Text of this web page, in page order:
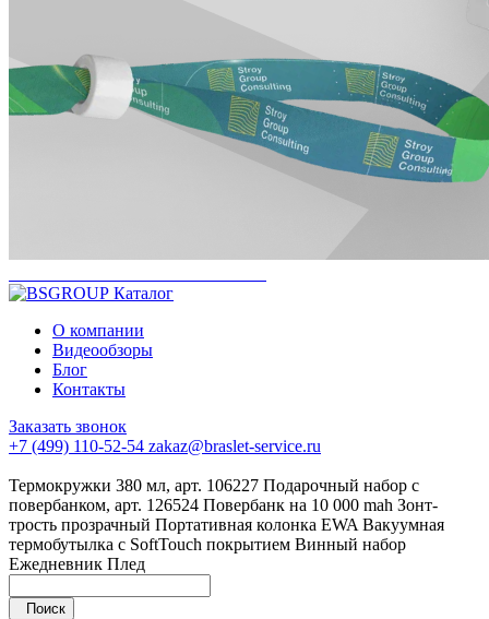
Каталог
О компании
Видеообзоры
Блог
Контакты
Заказать звонок
+7 (499) 110-52-54 zakaz@braslet-service.ru
Термокружки 380 мл, арт. 106227 Подарочный набор с
повербанком, арт. 126524 Повербанк на 10 000 mah Зонт-
трость прозрачный Портативная колонка EWA Вакуумная
термобутылка с SoftTouch покрытием Винный набор
Ежедневник Плед
Поиск